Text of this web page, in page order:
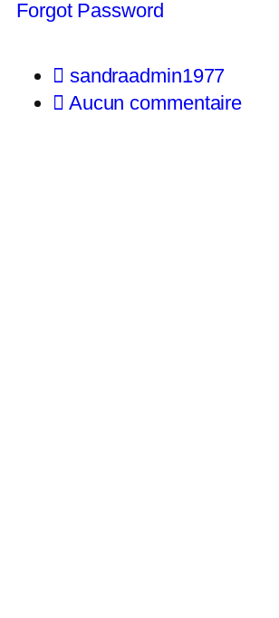
Forgot Password
sandraadmin1977
Aucun commentaire